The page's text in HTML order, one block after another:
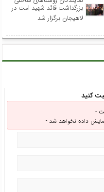
بزرگداشت قائد شهید امت در
لاهیجان برگزار شد
کنید
-
داده نخواهد شد -